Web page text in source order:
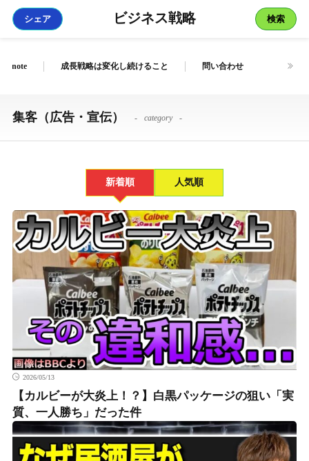
ビジネス戦略
シェア 検索
note 成長戦略は変化し続けること 問い合わせ
集客（広告・宣伝） category
新着順 人気順
2026/05/13
【カルビーが大炎上！？】白黒パッケージの狙い「実
質、一人勝ち」だった件